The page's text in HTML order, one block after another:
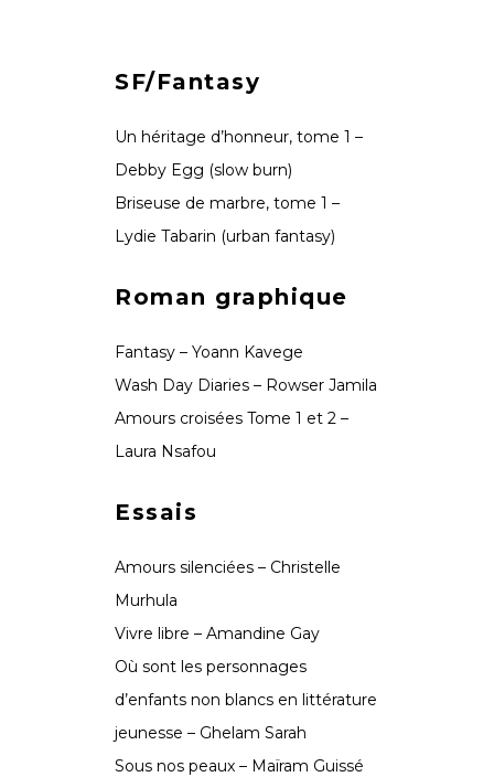
SF/Fantasy
Un héritage d’honneur, tome 1 –
Debby Egg (slow burn)
Briseuse de marbre, tome 1 –
Lydie Tabarin (urban fantasy)
Roman graphique
Fantasy – Yoann Kavege
Wash Day Diaries – Rowser Jamila
Amours croisées Tome 1 et 2 –
Laura Nsafou
Essais
Amours silenciées – Christelle
Murhula
Vivre libre – Amandine Gay
Où sont les personnages
d’enfants non blancs en littérature
jeunesse – Ghelam Sarah
Sous nos peaux – Maïram Guissé